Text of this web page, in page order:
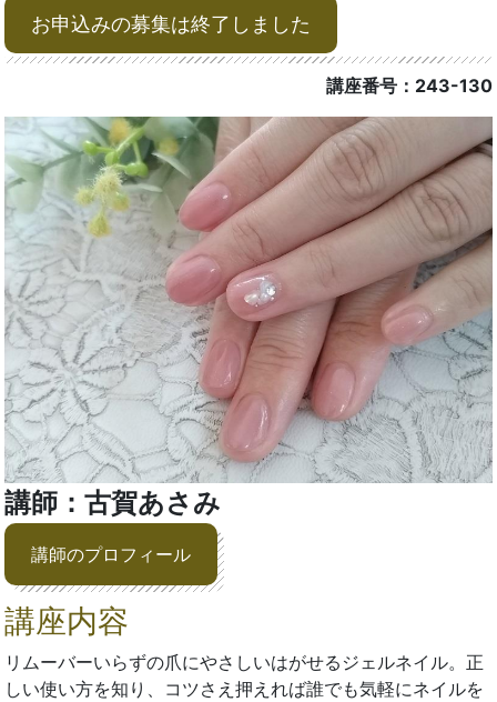
お申込みの募集は終了しました
講座番号：243-130
講師：古賀あさみ
講師のプロフィール
講座内容
リムーバーいらずの爪にやさしいはがせるジェルネイル。正
しい使い方を知り、コツさえ押えれば誰でも気軽にネイルを